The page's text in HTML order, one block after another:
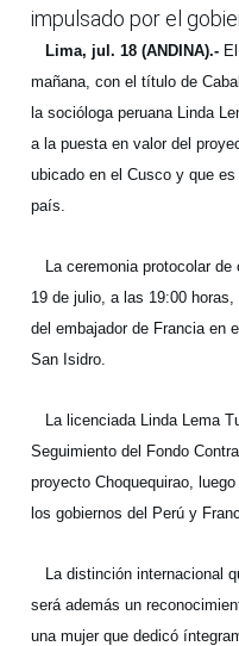
impulsado por el
Lima, jul. 18 (ANDINA).-
mañana, con el título de
la socióloga peruana Linda
a la puesta en valor del
ubicado en el Cusco y que
país.
La ceremonia protocolar de
19 de julio, a las 19:00
del embajador de Francia en
San Isidro.
La licenciada Linda Lema
Seguimiento del Fondo
proyecto Choquequirao,
los gobiernos del Perú y
La distinción internacional
será además un
una mujer que dedicó